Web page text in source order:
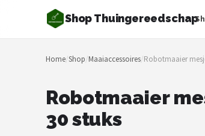
Shop Thuingereedschap
Zoeken
NAVIGATIE
Merken
Home/Shop/Maaiaccessoires/Robotmaaier
Robotmaaier
30 stuks